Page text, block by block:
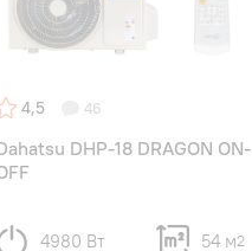
4,5 46
DHP-18 DRAGON ON-
4980 Вт 54 м2